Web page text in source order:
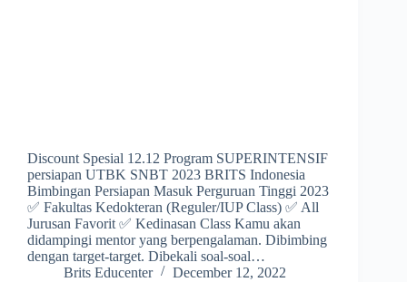
Discount Spesial 12.12 Program SUPERINTENSIF
persiapan UTBK SNBT 2023 BRITS Indonesia
Bimbingan Persiapan Masuk Perguruan Tinggi 2023
✅ Fakultas Kedokteran (Reguler/IUP Class) ✅ All
Jurusan Favorit ✅ Kedinasan Class Kamu akan
didampingi mentor yang berpengalaman. Dibimbing
dengan target-target. Dibekali soal-soal…
Brits Educenter
December 12, 2022